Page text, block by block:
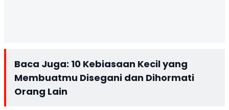
Baca Juga: 10 Kebiasaan Kecil yang
Membuatmu Disegani dan Dihormati
Orang Lain